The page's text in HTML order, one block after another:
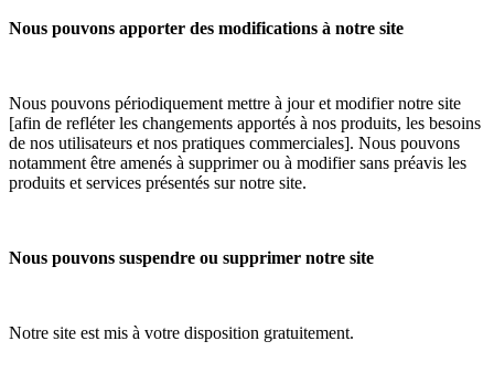
Nous pouvons apporter des modifications à notre site
Nous pouvons périodiquement mettre à jour et modifier notre site
[afin de refléter les changements apportés à nos produits, les besoins
de nos utilisateurs et nos pratiques commerciales]. Nous pouvons
notamment être amenés à supprimer ou à modifier sans préavis les
produits et services présentés sur notre site.
Nous pouvons suspendre ou supprimer notre site
Notre site est mis à votre disposition gratuitement.